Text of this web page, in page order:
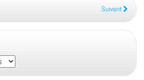
Suivant